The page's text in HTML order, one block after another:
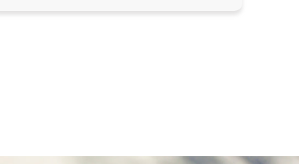
liegen bei der Baugenossenschaft Dormagen